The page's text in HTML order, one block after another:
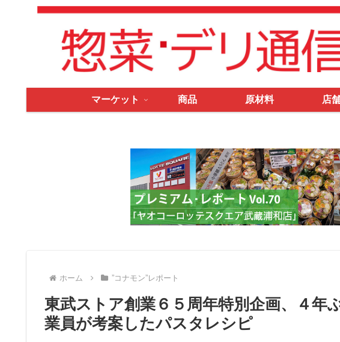
マーケット 商品 原材料 店
ホーム ”コナモン”レポート
東武ストア創業６５周年特別企画、４年
業員が考案したパスタレシピ